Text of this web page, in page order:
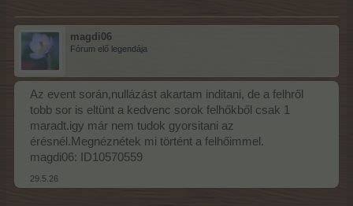
magdi06
Fórum elő legendája
Az event során,nullázást akartam inditani, de a felhről
tobb sor is eltünt a kedvenc sorok felhőkből csak 1
maradt.igy már nem tudok gyorsitani az
érésnél.Megnéznétek mi történt a felhőimmel.
magdi06: ID10570559
29.5.26